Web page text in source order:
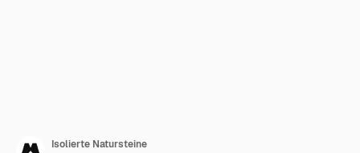
Isolierte Natursteine